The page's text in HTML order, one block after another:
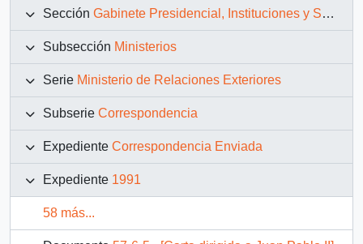
Sección Gabinete Presidencial, Instituciones y Servicios
Subsección Ministerios
Serie Ministerio de Relaciones Exteriores
Subserie Correspondencia
Expediente Correspondencia Enviada
Expediente 1991
58 más...